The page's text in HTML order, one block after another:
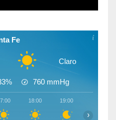
Fe
Claro
760 mmHg
18:00 19:00
›